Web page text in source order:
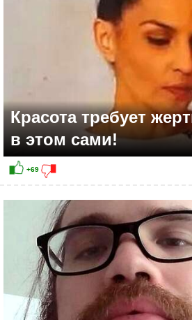
Красота требует
в этом сами!